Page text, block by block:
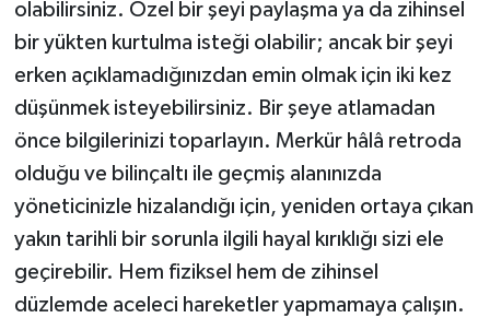
olabilirsiniz. Özel bir şeyi paylaşma ya da zihinsel
bir yükten kurtulma isteği olabilir; ancak bir şeyi
erken açıklamadığınızdan emin olmak için iki kez
düşünmek isteyebilirsiniz. Bir şeye atlamadan
önce bilgilerinizi toparlayın. Merkür hâlâ retroda
olduğu ve bilinçaltı ile geçmiş alanınızda
yöneticinizle hizalandığı için, yeniden ortaya çıkan
yakın tarihli bir sorunla ilgili hayal kırıklığı sizi ele
geçirebilir. Hem fiziksel hem de zihinsel
düzlemde aceleci hareketler yapmamaya çalışın.